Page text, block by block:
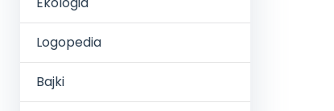
Logopedia
Bajki